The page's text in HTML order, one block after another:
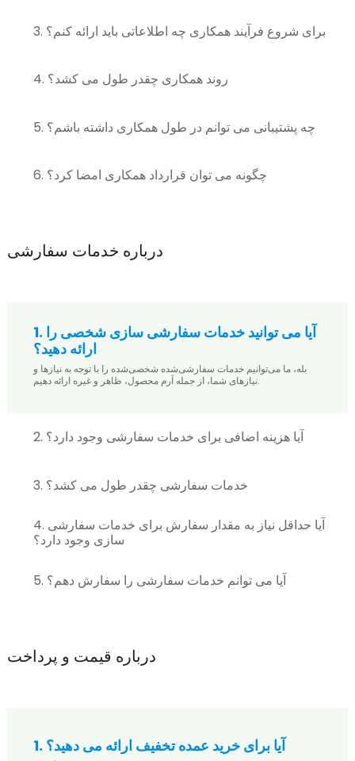
3. برای شروع فرآیند همکاری چه اطلاعاتی باید ارائه کنم؟
4. روند همکاری چقدر طول می کشد؟
5. چه پشتیبانی می توانم در طول همکاری داشته باشم؟
6. چگونه می توان قرارداد همکاری امضا کرد؟
درباره خدمات سفارشی
1. آیا می توانید خدمات سفارشی سازی شخصی را
ارائه دهید؟
بله، ما می‌توانیم خدمات سفارشی‌شده شخصی‌شده را با توجه به نیازها و
نیازهای شما، از جمله آرم محصول، ظاهر و غیره ارائه دهیم.
2. آیا هزینه اضافی برای خدمات سفارشی وجود دارد؟
3. خدمات سفارشی چقدر طول می کشد؟
4. آیا حداقل نیاز به مقدار سفارش برای خدمات سفارشی
سازی وجود دارد؟
5. آیا می توانم خدمات سفارشی را سفارش دهم؟
درباره قیمت و پرداخت
1. آیا برای خرید عمده تخفیف ارائه می دهید؟